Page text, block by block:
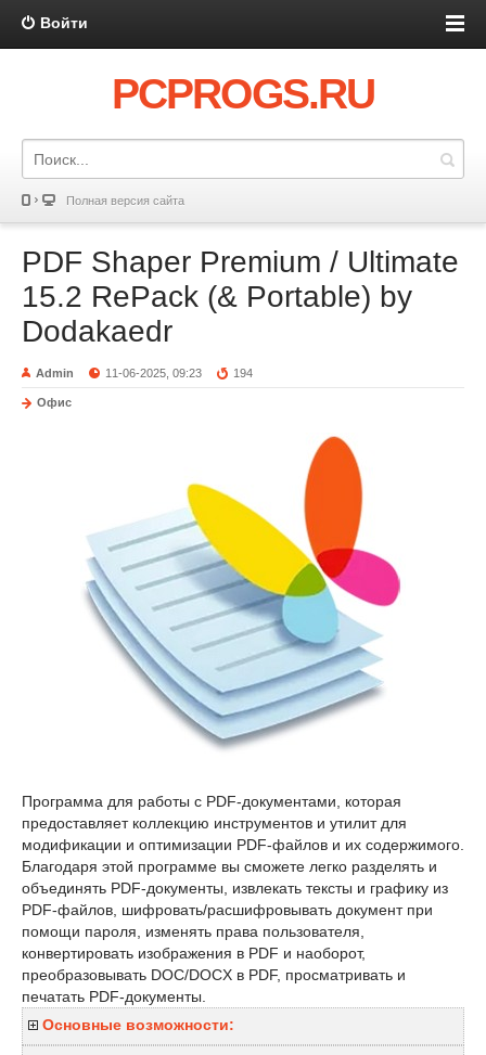
Войти
PCPROGS.RU
Полная версия сайта
PDF Shaper Premium / Ultimate
15.2 RePack (& Portable) by
Dodakaedr
Admin 11-06-2025, 09:23 194
Офис
Программа для работы с PDF-документами, которая
предоставляет коллекцию инструментов и утилит для
модификации и оптимизации PDF-файлов и их содержимого.
Благодаря этой программе вы сможете легко разделять и
объединять PDF-документы, извлекать тексты и графику из
PDF-файлов, шифровать/расшифровывать документ при
помощи пароля, изменять права пользователя,
конвертировать изображения в PDF и наоборот,
преобразовывать DOC/DOCX в PDF, просматривать и
печатать PDF-документы.
Основные возможности: